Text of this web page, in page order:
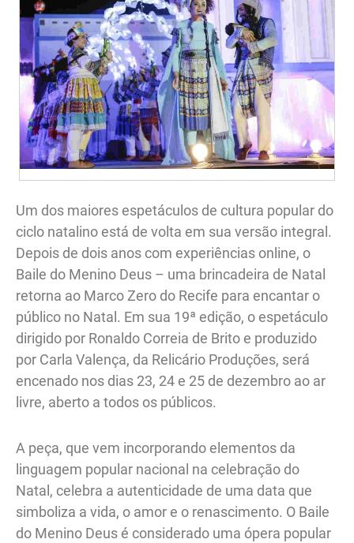
Um dos maiores espetáculos de cultura popular do
ciclo natalino está de volta em sua versão integral.
Depois de dois anos com experiências online, o
Baile do Menino Deus – uma brincadeira de Natal
retorna ao Marco Zero do Recife para encantar o
público no Natal. Em sua 19ª edição, o espetáculo
dirigido por Ronaldo Correia de Brito e produzido
por Carla Valença, da Relicário Produções, será
encenado nos dias 23, 24 e 25 de dezembro ao ar
livre, aberto a todos os públicos.
A peça, que vem incorporando elementos da
linguagem popular nacional na celebração do
Natal, celebra a autenticidade de uma data que
simboliza a vida, o amor e o renascimento. O Baile
do Menino Deus é considerado uma ópera popular